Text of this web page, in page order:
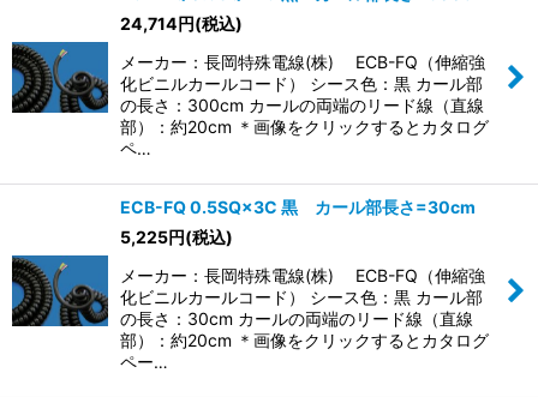
24,714円(税込)
メーカー：長岡特殊電線(株) ECB-FQ（伸縮強
化ビニルカールコード） シース色：黒 カール部
の長さ：300cm カールの両端のリード線（直線
部）：約20cm ＊画像をクリックするとカタログ
ペ…
ECB-FQ 0.5SQ×3C 黒 カール部長さ=30cm
5,225円(税込)
メーカー：長岡特殊電線(株) ECB-FQ（伸縮強
化ビニルカールコード） シース色：黒 カール部
の長さ：30cm カールの両端のリード線（直線
部）：約20cm ＊画像をクリックするとカタログ
ペー…